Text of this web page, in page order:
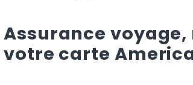
Assurance
votre carte